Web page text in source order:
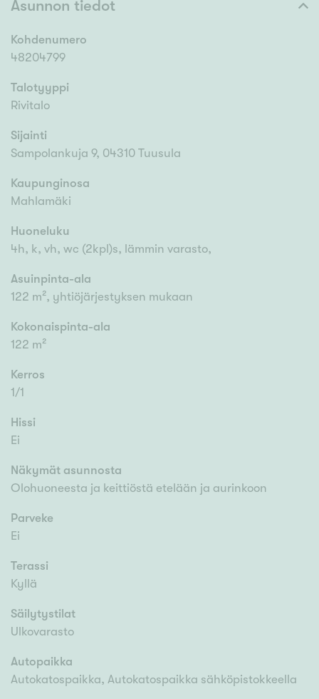
Asunnon tiedot
Kohdenumero
48204799
Talotyyppi
Rivitalo
Sijainti
Sampolankuja 9, 04310 Tuusula
Kaupunginosa
Mahlamäki
Huoneluku
4h, k, vh, wc (2kpl)s, lämmin varasto,
Asuinpinta-ala
122 m², yhtiöjärjestyksen mukaan
Kokonaispinta-ala
122 m²
Kerros
1/1
Hissi
Ei
Näkymät asunnosta
Olohuoneesta ja keittiöstä etelään ja aurinkoon
Parveke
Ei
Terassi
Kyllä
Säilytystilat
Ulkovarasto
Autopaikka
Autokatospaikka, Autokatospaikka sähköpistokkeella